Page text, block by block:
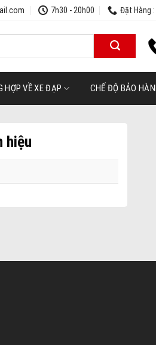
7h30 - 20h00 Đặt Hàng
HỢP VỀ XE ĐẠP CHẾ ĐỘ BẢO
hiệu